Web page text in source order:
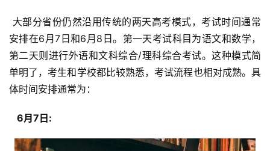
安排在6月7日和6月8日。第一天考试科目为语文和数学，
第二天则进行外语和文科综合/理科综合考试。这种模式简
单明了，考生和学校都比较熟悉，考试流程也相对成熟。具
体时间安排通常为：
  6月7日: